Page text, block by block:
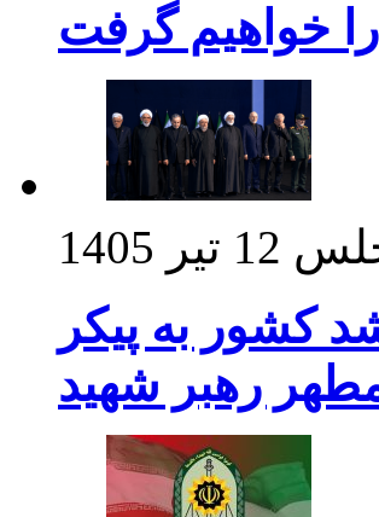
خواهیم گرفت
12 تیر 1405
کشور به پیکر
رهبر شهید